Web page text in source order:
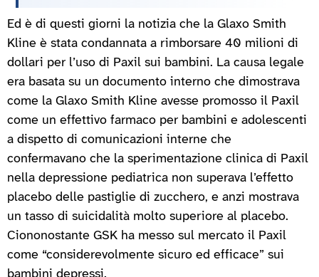
Ed è di questi giorni la notizia che la Glaxo Smith
Kline è stata condannata a rimborsare 40 milioni di
dollari per l’uso di Paxil sui bambini. La causa legale
era basata su un documento interno che dimostrava
come la Glaxo Smith Kline avesse promosso il Paxil
come un effettivo farmaco per bambini e adolescenti
a dispetto di comunicazioni interne che
confermavano che la sperimentazione clinica di Paxil
nella depressione pediatrica non superava l’effetto
placebo delle pastiglie di zucchero, e anzi mostrava
un tasso di suicidalità molto superiore al placebo.
Ciononostante GSK ha messo sul mercato il Paxil
come “considerevolmente sicuro ed efficace” sui
bambini depressi.